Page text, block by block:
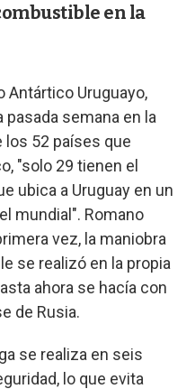
en la
Antártico Uruguayo,
pasada semana en la
los 52 países que
"solo 29 tienen el
ubica a Uruguay en un
mundial". Romano
vez, la maniobra
se realizó en la propia
ahora se hacía con
de Rusia.
se realiza en seis
lo que evita